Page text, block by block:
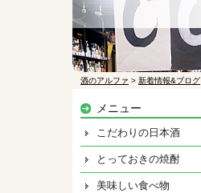
酒のアルファ > 新着情報&ブログ
メニュー
こだわりの日本酒
とっておきの焼酎
美味しい食べ物